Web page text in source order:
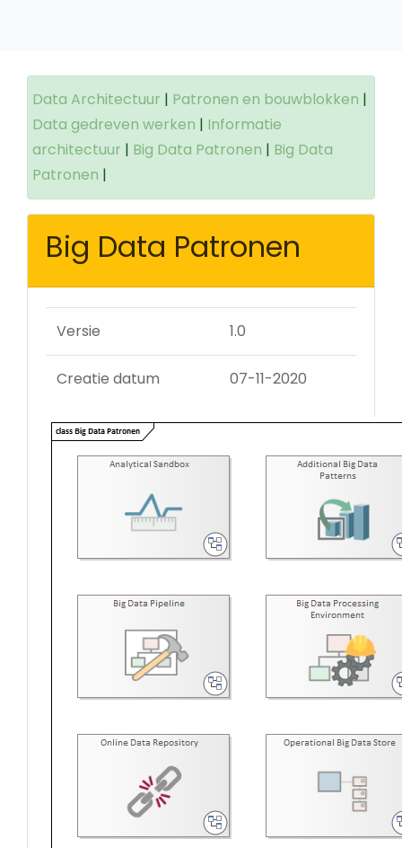
Data Architectuur | Patronen en bouwblokken |
Data gedreven werken | Informatie
architectuur | Big Data Patronen | Big Data
Patronen |
Big Data Patronen
Versie 1.0
Creatie datum 07-11-2020